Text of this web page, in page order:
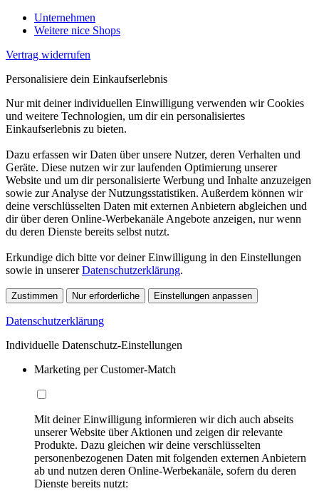
Unternehmen
Weitere nice Shops
Vertrag widerrufen
Personalisiere dein Einkaufserlebnis
Nur mit deiner individuellen Einwilligung verwenden wir Cookies
und weitere Technologien, um dir ein personalisiertes
Einkaufserlebnis zu bieten.
Dazu erfassen wir Daten über unsere Nutzer, deren Verhalten und
Geräte. Diese nutzen wir zur laufenden Optimierung unserer
Website und um dir personalisierte Werbung und Inhalte anzuzeigen
sowie zur Analyse der Nutzungsstatistiken. Außerdem können wir
deine verschlüsselten Daten mit externen Anbietern abgleichen und
dir über deren Online-Werbekanäle Angebote anzeigen, nur wenn
du deren Dienste bereits selbst nutzt.
Erkundige dich bitte vor deiner Einwilligung in den Einstellungen
sowie in unsererDatenschutzerklärung.
Zustimmen Nur erforderliche Einstellungen anpassen
Datenschutzerklärung
Individuelle Datenschutz-Einstellungen
Marketing per Customer-Match
Mit deiner Einwilligung informieren wir dich auch abseits
unserer Website über Aktionen und zeigen dir relevante
Produkte. Dazu gleichen wir deine verschlüsselten
personenbezogenen Daten mit folgenden externen Anbietern
ab und nutzen deren Online-Werbekanäle, sofern du deren
Dienste bereits nutzt: